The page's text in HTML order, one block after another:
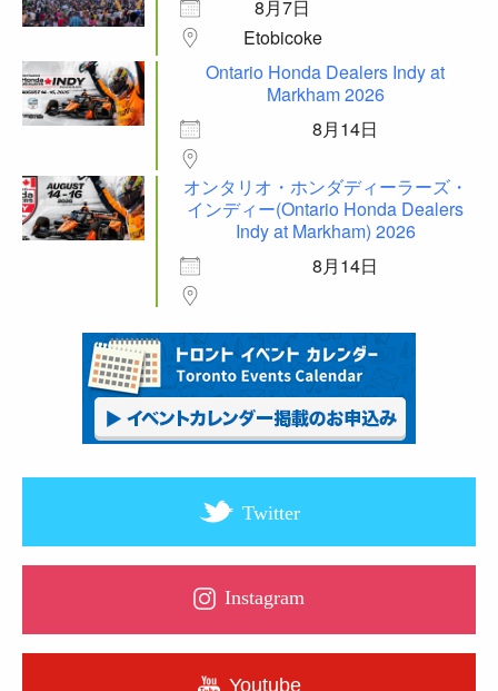
8月7日
Etobicoke
Ontario Honda Dealers Indy at
Markham 2026
8月14日
オンタリオ・ホンダディーラーズ・
インディー(Ontario Honda Dealers
Indy at Markham) 2026
8月14日
Twitter
Instagram
Youtube